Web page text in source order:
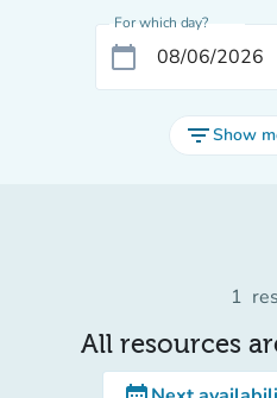
For which day?
calendar_today
filter_listShow
1
All resources